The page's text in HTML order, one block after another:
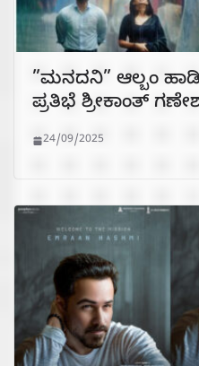
”ಮನದನಿ” ಆಲ್ಬಂ
ಪ್ರತಿಭೆ ಶ್ರೀಕಾಂತ್
24/09/2025